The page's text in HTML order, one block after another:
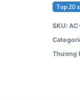
Top 20
SKU:
Thương